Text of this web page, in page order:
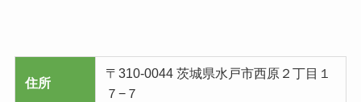
住所
〒310-0044 茨城県水戸市西原２丁目１
７−７